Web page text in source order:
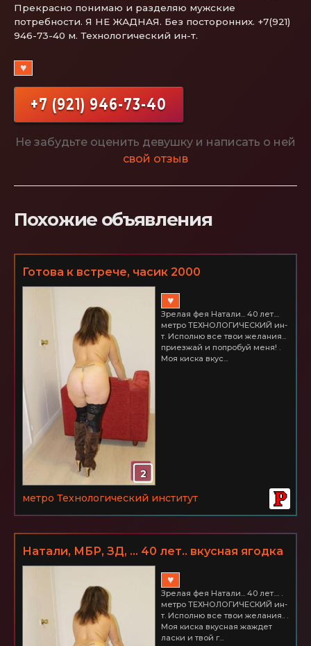
Прекрасно понимаю и разделяю мужские
потребности. Я НЕ ЖАДНАЯ. Без посторонних. +7(921)
946-73-40 м. Технологический ин-т.
♥
+7 (921) 946-73-40
Не забудьте оценить девушку и написать о ней
свой отзыв
Похожие объявления
Готова к встрече, часик 2000
2
♥
Зрелая фея Натали... 40 лет....
метро ТЕХНОЛОГИЧЕСКИЙ ин-
т. Исполню все твои желания...
приезжай и попробуй меня! .
Моя киска вкус...
метро Технологический институт
Натали, МБР, ЗД, ... 40 лет.. вкусная ягодка
♥
Зрелая фея Натали... 40 лет.... .
метро ТЕХНОЛОГИЧЕСКИЙ ин-
т. Исполню все твои желания.. .
Моя киска вкусная жаждет
ласки и твой г...